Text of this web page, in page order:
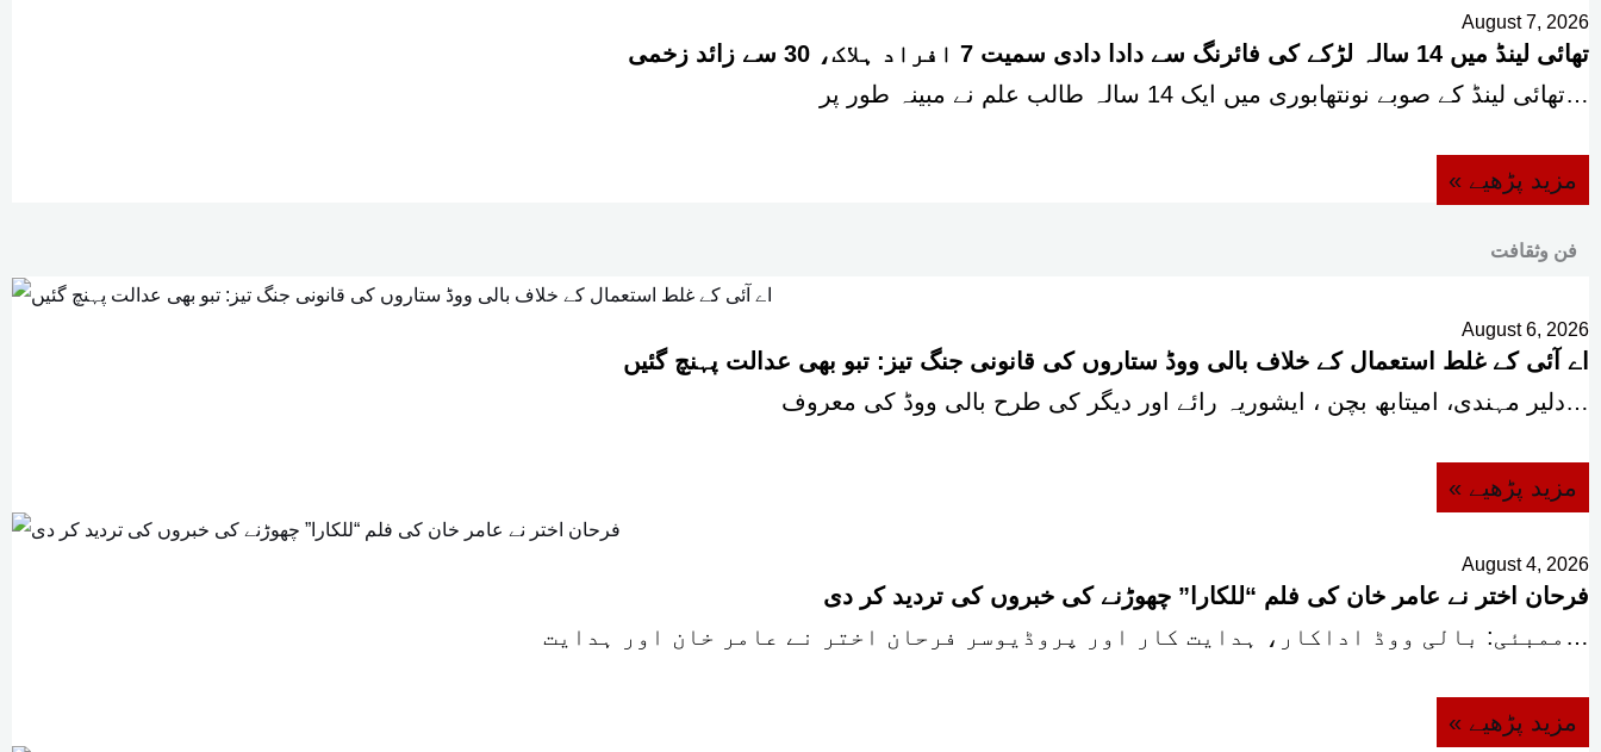
August 7, 2026
تھائی لینڈ میں 14 سالہ لڑکے کی فائرنگ سے دادا دادی سمیت 7 افراد ہلاک، 30 سے زائد زخمی
تھائی لینڈ کے صوبے نونتھابوری میں ایک 14 سالہ طالب علم نے مبینہ طور پر…
« مزید پڑھیے
فن وثقافت
August 6, 2026
اے آئی کے غلط استعمال کے خلاف بالی ووڈ ستاروں کی قانونی جنگ تیز: تبو بھی عدالت پہنچ گئیں
دلیر مہندی، امیتابھ بچن ، ایشوریہ رائے اور دیگر کی طرح بالی ووڈ کی معروف…
« مزید پڑھیے
August 4, 2026
فرحان اختر نے عامر خان کی فلم “للکارا” چھوڑنے کی خبروں کی تردید کر دی
ممبئی: بالی ووڈ اداکار، ہدایت کار اور پروڈیوسر فرحان اختر نے عامر خان اور ہدایت…
« مزید پڑھیے